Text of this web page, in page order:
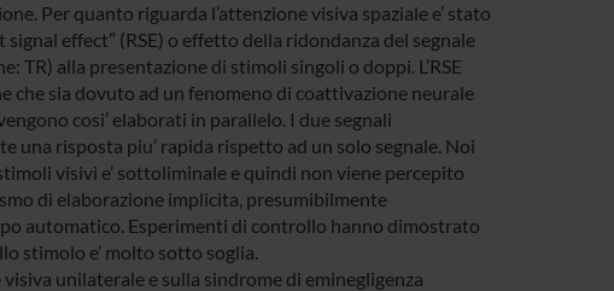
Per quanto riguarda l’attenzione visiva spaziale e’ stato
effect” (RSE) o effetto della ridondanza del segnale
TR) alla presentazione di stimoli singoli o doppi. L’RSE
che sia dovuto ad un fenomeno di coattivazione neurale
cosi’ elaborati in parallelo. I due segnali
una risposta piu’ rapida rispetto ad un solo segnale. Noi
visivi e’ sottoliminale e quindi non viene percepito
di elaborazione implicita, presumibilmente
automatico. Esperimenti di controllo hanno dimostrato
stimolo e’ molto sotto soglia.
unilaterale e sulla sindrome di eminegligenza